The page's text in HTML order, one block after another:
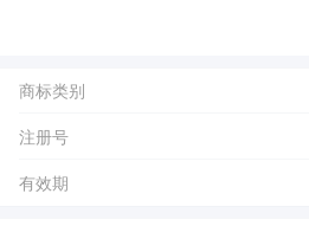
商标类别
注册号
有效期